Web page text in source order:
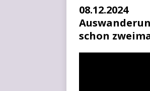
08.12.2024
schon